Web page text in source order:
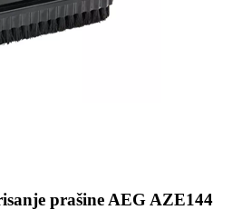
prašine AEG AZE144